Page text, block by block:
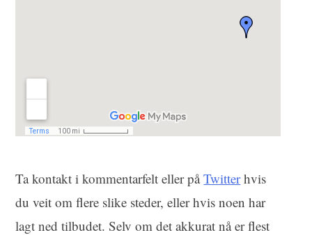
Ta kontakt i kommentarfelt eller påTwitterhvis
du veit om flere slike steder, eller hvis noen har
lagt ned tilbudet. Selv om det akkurat nå er flest